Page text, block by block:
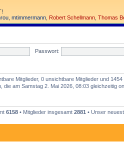
mtimmermann Robert Schellmann Thomas
Passwort:
Mitglieder, 0 unsichtbare Mitglieder und
die am Samstag 2. Mai 2026, 08:03 gleichzeitig
6158 • Mitglieder insgesamt 2881 • Unser